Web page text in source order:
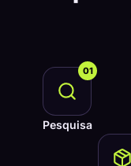
01
Pesquisa